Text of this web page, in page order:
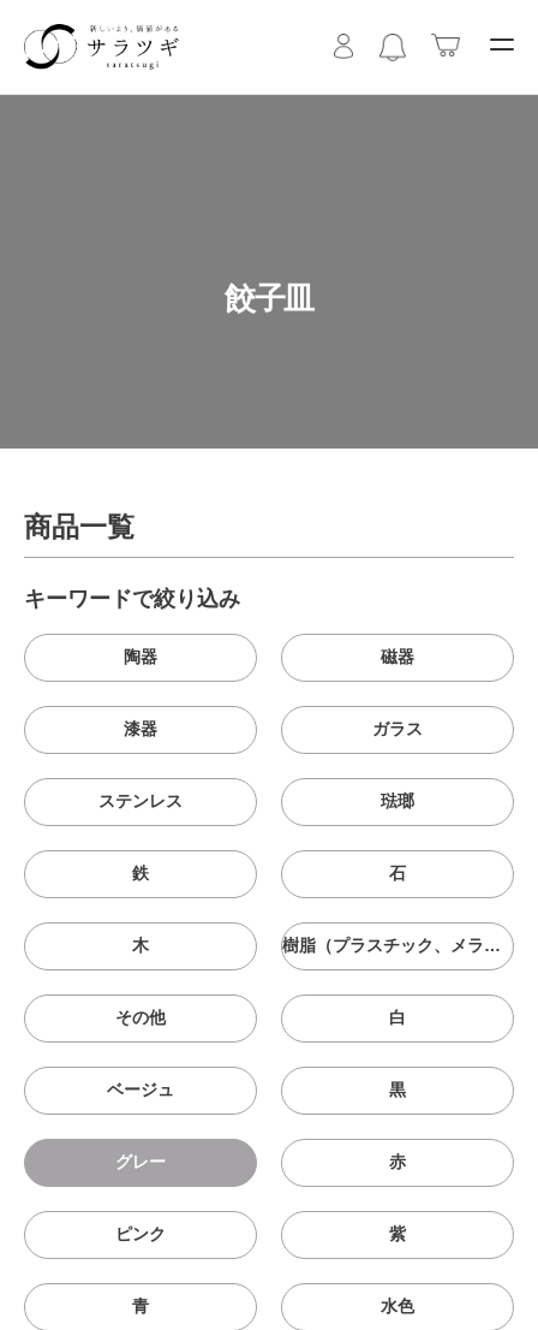
餃子皿
商品一覧
キーワードで絞り込み
陶器 磁器
漆器 ガラス
ステンレス 琺瑯
鉄 石
木 樹脂（プラスチック、メラニン、シリコン等）
その他 白
ベージュ 黒
グレー 赤
ピンク 紫
青 水色